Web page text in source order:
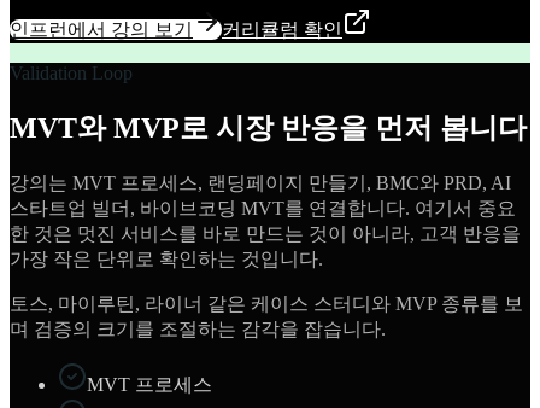
인프런에서 강의 보기 커리큘럼 확인
Validation Loop
MVT와 MVP로 시장 반응을 먼저 봅니다
강의는 MVT 프로세스, 랜딩페이지 만들기, BMC와 PRD, AI
스타트업 빌더, 바이브코딩 MVT를 연결합니다. 여기서 중요
한 것은 멋진 서비스를 바로 만드는 것이 아니라, 고객 반응을
가장 작은 단위로 확인하는 것입니다.
토스, 마이루틴, 라이너 같은 케이스 스터디와 MVP 종류를 보
며 검증의 크기를 조절하는 감각을 잡습니다.
MVT 프로세스